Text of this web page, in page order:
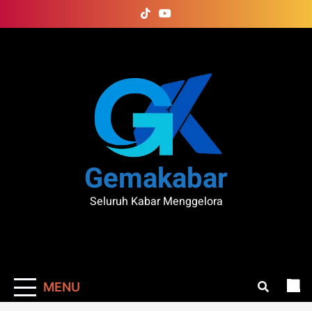
to
Gemakabar
Seluruh Kabar Menggelora
MENU